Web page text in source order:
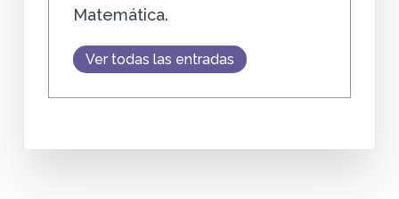
Matemática.
Ver todas las entradas